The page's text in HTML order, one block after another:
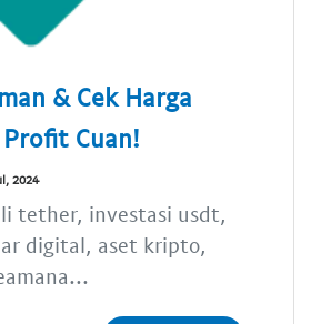
& Cek Harga
Cuan!
2024
tether, investasi usdt,
digital, aset kripto,